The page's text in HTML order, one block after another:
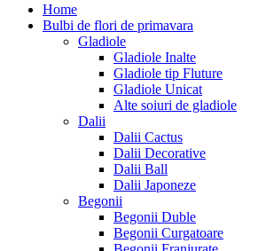
Home
Bulbi de flori de primavara
Gladiole
Gladiole Inalte
Gladiole tip Fluture
Gladiole Unicat
Alte soiuri de gladiole
Dalii
Dalii Cactus
Dalii Decorative
Dalii Ball
Dalii Japoneze
Begonii
Begonii Duble
Begonii Curgatoare